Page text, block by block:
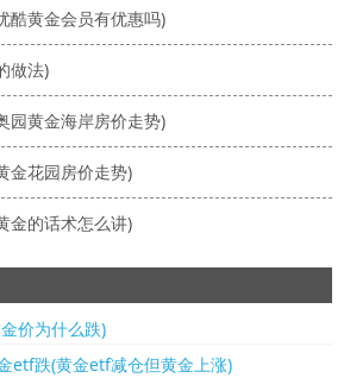
酷黄金会员有优惠吗)
做法)
园黄金海岸房价走势)
金花园房价走势)
金的话术怎么讲)
价为什么跌)
etf跌(黄金etf减仓但黄金上涨)